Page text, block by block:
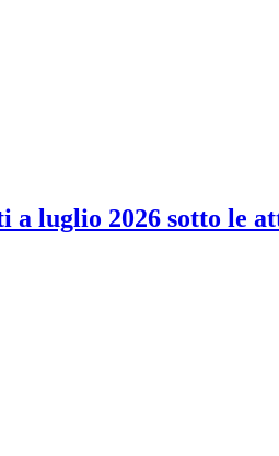
luglio 2026 sotto le